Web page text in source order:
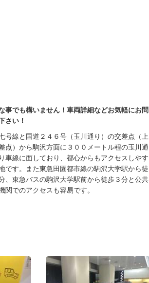
事でも構いません！車両詳細などお気軽にお問
さい！
号線と国道２４６号（玉川通り）の交差点（上
点）から駒沢方面に３００メートル程の玉川通
車線に面しており、都心からもアクセスしやす
です。また東急田園都市線の駒沢大学駅から徒
、東急バスの駒沢大学駅前から徒歩３分と公共
関でのアクセスも容易です。